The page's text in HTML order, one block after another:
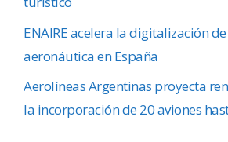
ENAIRE acelera la digitalización
aeronáutica en España
Aerolíneas Argentinas proyecta
la incorporación de 20 aviones